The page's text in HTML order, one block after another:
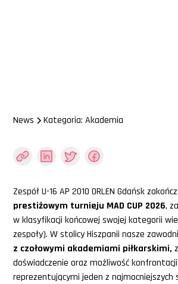
News Kategoria: Akademia
Zespół U-16 AP 2010 ORLEN Gdańsk
prestiżowym turnieju MAD CUP 2026,
w klasyfikacji końcowej swojej kategorii
zespoły). W stolicy Hiszpanii nasze
z czołowymi akademiami piłkarskimi,
doświadczenie oraz możliwość
reprezentującymi jeden z